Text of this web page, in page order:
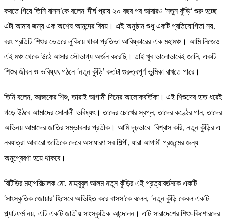
করতে গিয়ে তিনি বাসস’কে বলেন ‘দীর্ঘ প্রায় ২০ বছর পর আবারও ‘নতুন কুঁড়ি’ শুরু হচ্ছে
এটা আমার জন্য এক অশেষ আনন্দের বিষয়। এই অনুষ্ঠান শুধু একটি প্রতিযোগিতা নয়,
বরং প্রতিটি শিশুর ভেতরে লুকিয়ে থাকা প্রতিভা আবিষ্কারের এক মহামঞ্চ। আমি নিজেও
এই মঞ্চ থেকে উঠে আসার সৌভাগ্য অর্জন করেছি। তাই খুব ভালোভাবেই জানি, একটি
শিশুর জীবন ও ভবিষ্যৎ গঠনে ‘নতুন কুঁড়ি’ কতটা গুরুত্বপূর্ণ ভূমিকা রাখতে পারে।
তিনি বলেন, আজকের শিশু, তারাই আগামী দিনের আলোকবর্তিকা। এই শিশুদের হাত ধরেই
গড়ে উঠবে আমাদের সোনালী ভবিষ্যৎ। তাদের চোখের স্বপ্ন, তাদের কণ্ঠের গান, তাদের
অভিনয় আমাদের জাতির সম্ভাবনার প্রতীক। আমি দৃঢ়ভাবে বিশ্বাস করি, নতুন কুঁড়ির এ
নবযাত্রা আবারো জাতিকে দেবে অসাধারণ সব শিল্পী, যারা আগামী প্রজন্মের জন্য
অনুপ্রেরণা হয়ে থাকবে।
বিটিভির মহাপরিচালক মো. মাহবুবুল আলম নতুন কুঁড়ির এই প্রত্যাবর্তনকে একটি
‘সাংস্কৃতিক জোয়ার’ হিসেবে অভিহিত করে বাসস’কে বলেন, ‘নতুন কুঁড়ি কেবল একটি
প্ল্যাটফর্ম নয়, এটি একটি জাতীয় সাংস্কৃতিক আন্দোলন। এটি সারাদেশের শিশু-কিশোরদের